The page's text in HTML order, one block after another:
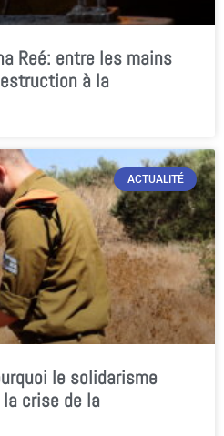
Reé: entre les mains
à la
ACTUALITÉ
le solidarisme
crise de la